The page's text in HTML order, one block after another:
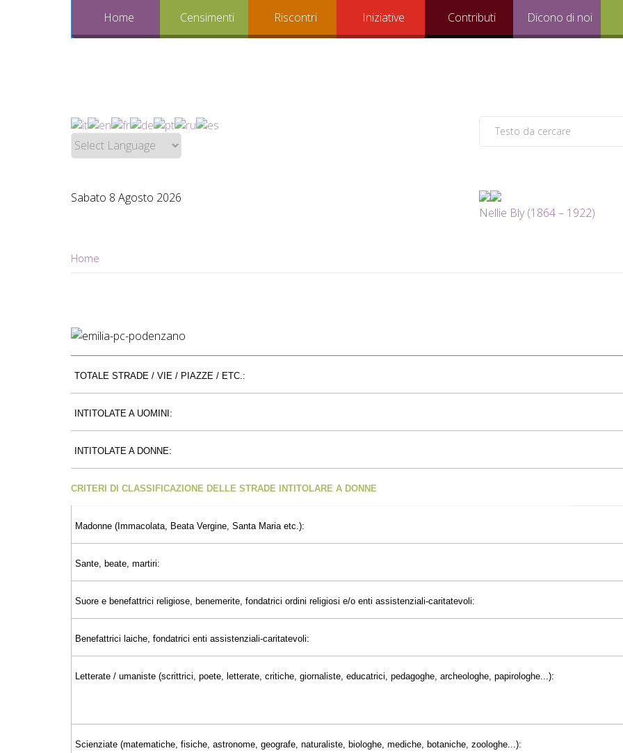
Home Censimenti Riscontri Iniziative Contributi Dicono di noi
Sabato 8 Agosto 2026
Nellie Bly (1864 – 1922)
Home
TOTALE STRADE / VIE / PIAZZE / ETC.:
INTITOLATE A UOMINI:
INTITOLATE A DONNE:
CRITERI DI CLASSIFICAZIONE DELLE STRADE INTITOLARE A DONNE
Madonne (Immacolata, Beata Vergine, Santa Maria etc.):
Sante, beate, martiri:
Suore e benefattrici religiose, benemerite, fondatrici ordini religiosi e/o enti assistenziali-caritatevoli:
Benefattrici laiche, fondatrici enti assistenziali-caritatevoli:
Letterate / umaniste (scrittrici, poete, letterate, critiche, giornaliste, educatrici, pedagoghe, archeologhe, papirologhe...):
Scienziate (matematiche, fisiche, astronome, geografe, naturaliste, biologhe, mediche, botaniche, zoologhe...):